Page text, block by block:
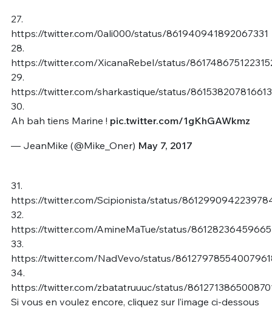
27.
https://twitter.com/0ali000/status/861940941892067331
28.
https://twitter.com/XicanaRebel/status/
29.
https://twitter.com/sharkastique/status/
30.
Ah bah tiens Marine ! pic.twitter.com/1gKhGAWkmz
— JeanMike (@Mike_Oner) May 7, 2017
31.
https://twitter.com/Scipionista/status/
32.
https://twitter.com/AmineMaTue/status/
33.
https://twitter.com/NadVevo/status/
34.
https://twitter.com/zbatatruuuc/status/
Si vous en voulez encore, cliquez sur l’image ci-dessous